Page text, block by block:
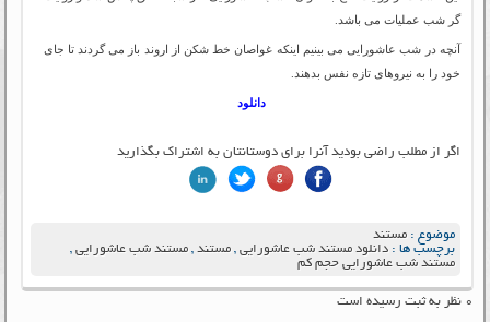
گر شب عملیات می باشد.
آنچه در شب عاشورایی می بینیم اینکه غواصان خط شکن از اروند باز می گردند تا جای
خود را به نیروهای تازه نفس بدهند.
دانلود
اگر از مطلب راضی بودید آنرا برای دوستانتان به اشتراک بگذارید
موضوع :مستند
برچسب ها :دانلود مستند شب عاشورایی ,مستند ,مستند شب عاشورایی ,
مستند شب عاشورایی حجم کم
۰ نظر به ثبت رسیده است